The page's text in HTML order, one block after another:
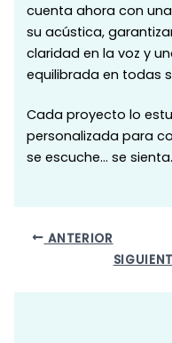
cuenta ahora con
su acústica,
claridad en la voz y
equilibrada en todas
Cada proyecto lo
personalizada para
se escuche… se sienta.
ANTERIOR